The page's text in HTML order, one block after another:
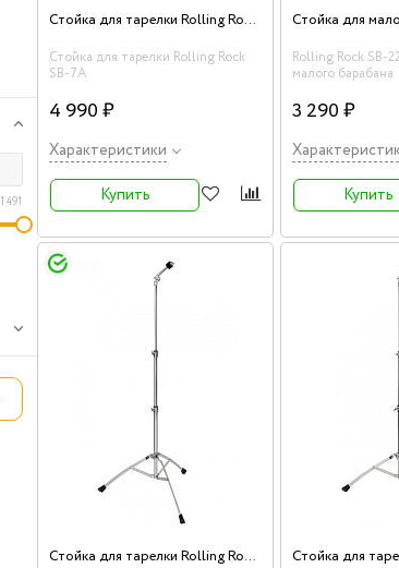
491
Стойка для тарелки Rolling Rock SB-7A
Стойка для тарелки Rolling Rock
SB-7A
4 990 ₽
Характеристики
Купить
Rolling Rock SB-
малого барабана
3 290 ₽
Купить
Стойка для тарелки Rolling Rock SC-5A